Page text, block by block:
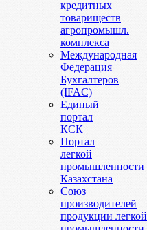
кредитных
товариществ
агропромышл.
комплекса
Международная
Федерация
Бухгалтеров
(IFAC)
Единый
портал
КСК
Портал
легкой
промышленности
Казахстана
Союз
производителей
продукции легкой